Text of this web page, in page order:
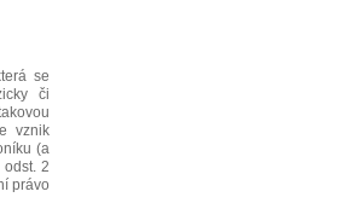
se
či
vznik
(a
2
právo